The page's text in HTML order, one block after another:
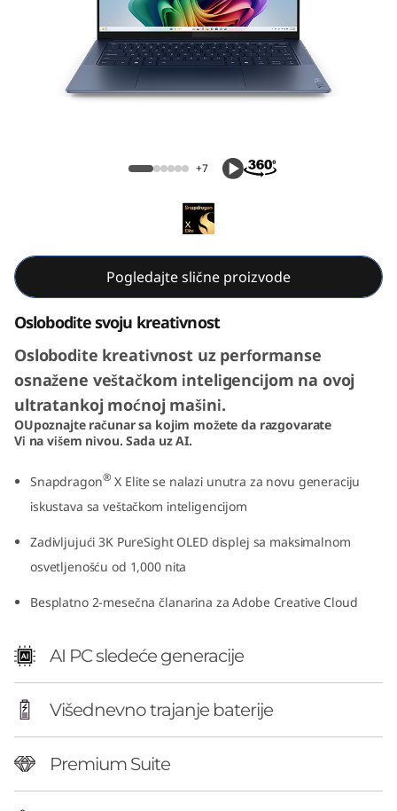
e
n
9
1
4
S
n
p
a
+7
Pogledajte slične proizvode
Oslobodite svoju kreativnost
Oslobodite kreativnost uz performanse
osnažene veštačkom inteligencijom na ovoj
ultratankoj moćnoj mašini.
OUpoznajte računar sa kojim možete da razgovarate
Vi na višem nivou. Sada uz AI.
Snapdragon® X Elite se nalazi unutra za novu generaciju
iskustava sa veštačkom inteligencijom
Zadivljujući 3K PureSight OLED displej sa maksimalnom
osvetljenošću od 1,000 nita
Besplatno 2-mesečna članarina za Adobe Creative Cloud
AI PC sledeće generacije
Višednevno trajanje baterije
Premium Suite